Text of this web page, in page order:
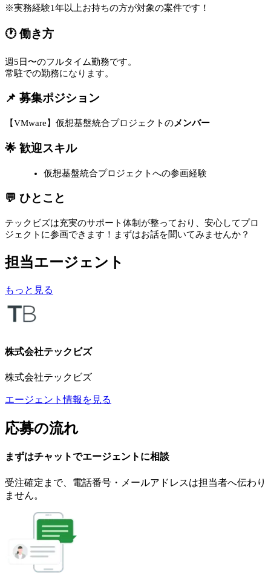
※実務経験1年以上お持ちの方が対象の案件です！
🕐 働き方
週5日〜のフルタイム勤務です。
常駐での勤務になります。
📌 募集ポジション
【VMware】仮想基盤統合プロジェクトのメンバー
🌟 歓迎スキル
仮想基盤統合プロジェクトへの参画経験
💬 ひとこと
テックビズは充実のサポート体制が整っており、安心してプロ
ジェクトに参画できます！まずはお話を聞いてみませんか？
担当エージェント
もっと見る
株式会社テックビズ
株式会社テックビズ
エージェント情報を見る
応募の流れ
まずはチャットでエージェント に相談
受注確定まで、 電話番号・メールアドレスは担当者へ伝わり
ません。